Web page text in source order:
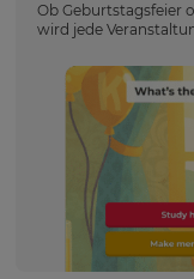
Ob Geburtstagsfeier
wird jede